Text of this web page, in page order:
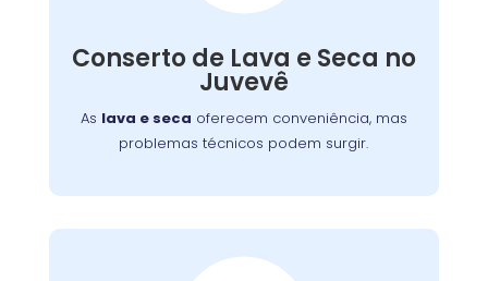
Conserto de Lava e Seca no
Juvevê
As lava e seca oferecem conveniência, mas
problemas técnicos podem surgir.
Nossa equipe está preparada para resolver
tenha roupas limpas e secas sem
complicações.